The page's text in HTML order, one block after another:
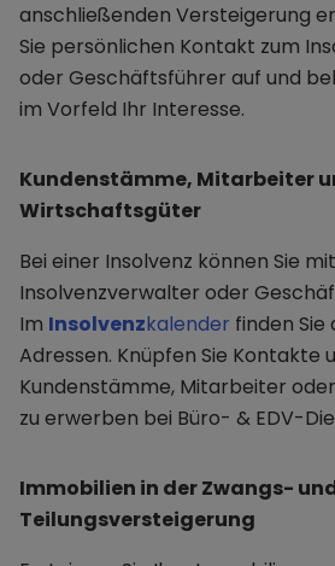
anschließenden Versteigerung
Sie persönlichen Kontakt zum
oder Geschäftsführer auf und
im Vorfeld Ihr Interesse.
Kundenstämme, Mitarbeiter
Wirtschaftsgüter
Bei einer Insolvenz können Sie
Insolvenzverwalter oder
Im Insolvenzkalender finden
Adressen. Knüpfen Sie Kontakte
Kundenstämme, Mitarbeiter
zu erwerben bei Büro- & EDV-
Immobilien in der Zwangs-
Teilungsversteigerung